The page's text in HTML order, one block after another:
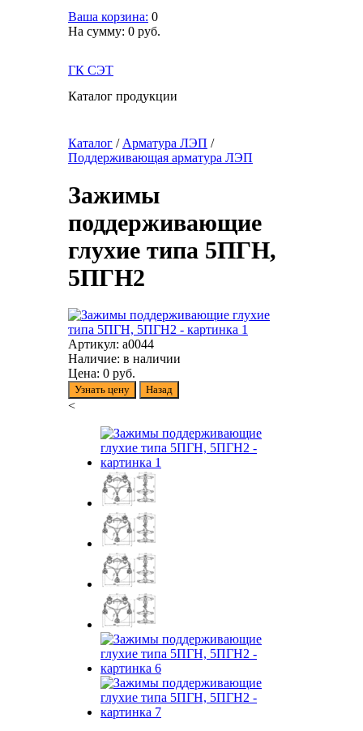
Ваша корзина: 0
На сумму: 0 руб.
ГК СЭТ
Каталог продукции
Каталог / Арматура ЛЭП /
Поддерживающая арматура ЛЭП
Зажимы
поддерживающие
глухие типа 5ПГН,
5ПГН2
Артикул: a0044
Наличие: в наличии
Цена: 0 руб.
Узнать цену Назад
<